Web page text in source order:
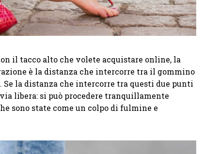
il tacco alto che volete acquistare online, la
è la distanza che intercorre tra il gommino
Se la distanza che intercorre tra questi due punti
libera: si può procedere tranquillamente
sono state come un colpo di fulmine e